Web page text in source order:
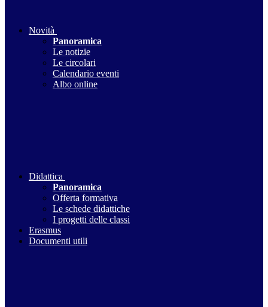
Novità
Panoramica
Le notizie
Le circolari
Calendario eventi
Albo online
Didattica
Panoramica
Offerta formativa
Le schede didattiche
I progetti delle classi
Erasmus
Documenti utili